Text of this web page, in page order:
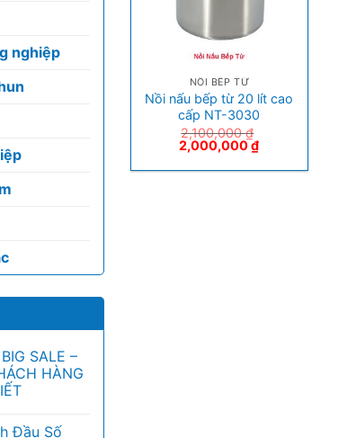
nghiệp
SALE –
HÀNG
Đầu Số
NỒI BẾP TỪ
Nồi nấu bếp từ 20 lít cao
cấp NT-3030
2,100,000₫
2,000,000₫